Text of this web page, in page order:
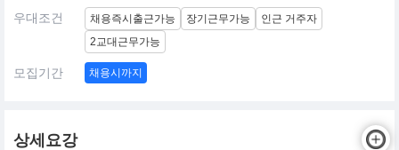
우대조건 채용즉시출근가능 장기근무가능
인근 거주자
2교대근무가능
모집기간 채용시까지
상세요강